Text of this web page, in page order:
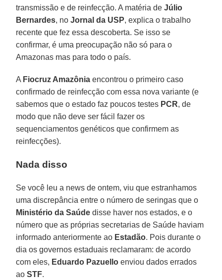
transmissão e de reinfecção. A matéria deJúlio
Bernardes, noJornal da USP, explica o trabalho
recente que fez essa descoberta. Se isso se
confirmar, é uma preocupação não só para o
Amazonas mas para todo o país.
A Fiocruz Amazônia encontrou o primeiro caso
confirmado de reinfecção com essa nova variante (e
sabemos que o estado faz poucos testes PCR, de
modo que não deve ser fácil fazer os
sequenciamentos genéticos que confirmem as
reinfecções).
Nada disso
Se você leu a news de ontem, viu que estranhamos
uma discrepância entre o número de seringas que o
Ministério da Saúde disse haver nos estados, e o
número que as próprias secretarias de Saúde haviam
informado anteriormente ao Estadão. Pois durante o
dia os governos estaduais reclamaram: de acordo
com eles, Eduardo Pazuello enviou dados errados
aoSTF.